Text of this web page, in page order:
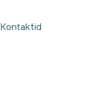
Kontaktid